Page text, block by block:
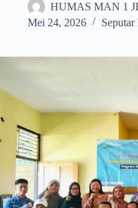
HUMAS MAN 1
Mei 24, 2026
Seputar